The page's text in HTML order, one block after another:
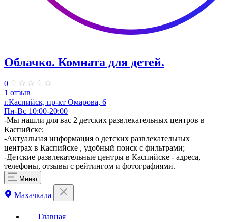
Облачко. Комната для детей.
0
1 отзыв
г.Каспийск, пр-кт Омарова, 6
Пн-Вс 10:00-20:00
-Мы нашли для вас 2 детских развлекательных центров в
Каспийске;
-Актуальная информация о детских развлекательных
центрах в Каспийске , удобный поиск с фильтрами;
-Детские развлекательные центры в Каспийске - адреса,
телефоны, отзывы с рейтингом и фотографиями.
Меню
Махачкала
Главная